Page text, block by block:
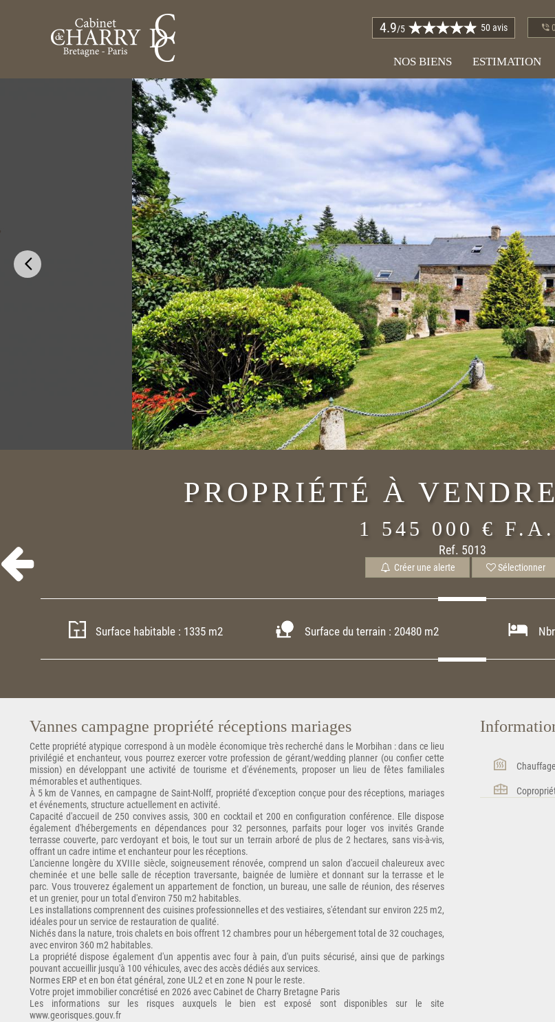
4.9/5 50 avis
NOS BIENS ESTIMATION
PROPRIÉTÉ À
1 545 000 €
Ref. 5013
Créer une alerte Sélectionner
Surface habitable : 1335 m2 Surface du terrain : 20480 m2
Vannes campagne propriété réceptions mariages
Cette propriété atypique correspond à un modèle économique très recherché dans le Morbihan : dans ce lieu
privilégié et enchanteur, vous pourrez exercer votre profession de gérant/wedding planner (ou confier cette
mission) en développant une activité de tourisme et d'événements, proposer un lieu de fêtes familiales
mémorables et authentiques.
À 5 km de Vannes, en campagne de Saint-Nolff, propriété d'exception conçue pour des réceptions, mariages
et événements, structure actuellement en activité.
Capacité d'accueil de 250 convives assis, 300 en cocktail et 200 en configuration conférence. Elle dispose
également d'hébergements en dépendances pour 32 personnes, parfaits pour loger vos invités Grande
terrasse couverte, parc verdoyant et bois, le tout sur un terrain arboré de plus de 2 hectares, sans vis-à-vis,
offrant un cadre intime et enchanteur pour les réceptions.
L'ancienne longère du XVIIIe siècle, soigneusement rénovée, comprend un salon d'accueil chaleureux avec
cheminée et une belle salle de réception traversante, baignée de lumière et donnant sur la terrasse et le
parc. Vous trouverez également un appartement de fonction, un bureau, une salle de réunion, des réserves
et un grenier, pour un total d'environ 750 m2 habitables.
Les installations comprennent des cuisines professionnelles et des vestiaires, s'étendant sur environ 225 m2,
idéales pour un service de restauration de qualité.
Nichés dans la nature, trois chalets en bois offrent 12 chambres pour un hébergement total de 32 couchages,
avec environ 360 m2 habitables.
La propriété dispose également d'un appentis avec four à pain, d'un puits sécurisé, ainsi que de parkings
pouvant accueillir jusqu'à 100 véhicules, avec des accès dédiés aux services.
Normes ERP et en bon état général, zone UL2 et en zone N pour le reste.
Votre projet immobilier concrétisé en 2026 avec Cabinet de Charry Bretagne Paris
Les informations sur les risques auxquels le bien est exposé sont disponibles sur le site
www.georisques.gouv.fr